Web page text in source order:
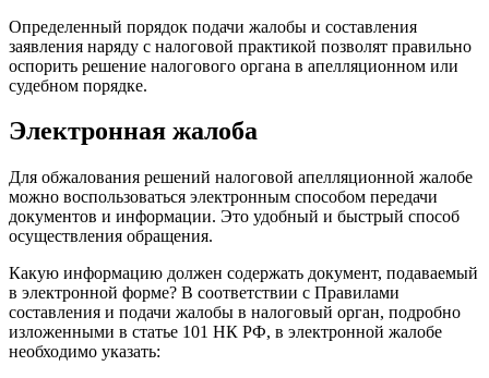
Определенный порядок подачи жалобы и составления
заявления наряду с налоговой практикой позволят правильно
оспорить решение налогового органа в апелляционном или
судебном порядке.
Электронная жалоба
Для обжалования решений налоговой апелляционной жалобе
можно воспользоваться электронным способом передачи
документов и информации. Это удобный и быстрый способ
осуществления обращения.
Какую информацию должен содержать документ, подаваемый
в электронной форме? В соответствии с Правилами
составления и подачи жалобы в налоговый орган, подробно
изложенными в статье 101 НК РФ, в электронной жалобе
необходимо указать: